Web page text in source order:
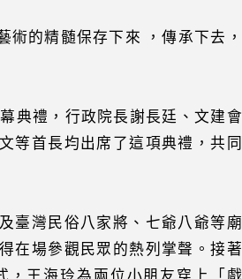
的精髄保存下來 ，傳承下去，
典禮，行政院長謝長廷、文建會
等首長均出席了這項典禮，共同
臺灣民俗八家將、七爺八爺等廟
在場參觀民眾的熱列掌聲。接著